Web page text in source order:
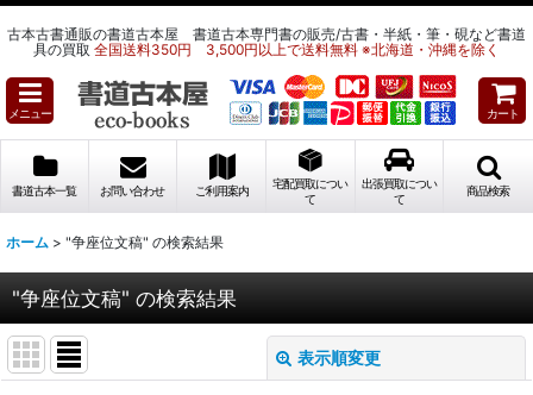
古本古書通販の書道古本屋 書道古本専門書の販売/古書・半紙・筆・硯など書道
具の買取 全国送料350円 3,500円以上で送料無料 ※北海道・沖縄を除く
メニュー カート
書道古本一覧 お問い合わせ ご利用案内
宅配買取につい
て
出張買取につい
て
商品検索
ホーム > "争座位文稿" の検索結果
"争座位文稿" の検索結果
表示順変更